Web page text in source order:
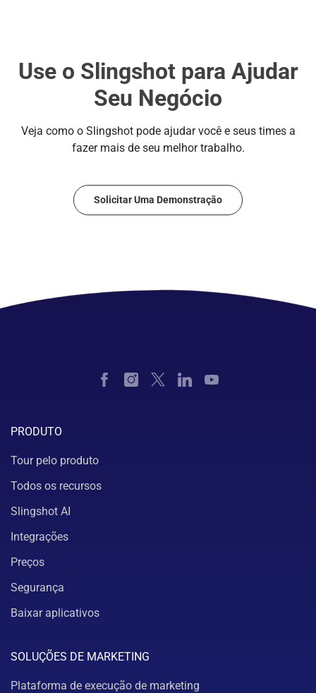
Use o Slingshot para Ajudar
Seu Negócio
Veja como o Slingshot pode ajudar você e seus times a
fazer mais de seu melhor trabalho.
Solicitar Uma Demonstração
PRODUTO
Tour pelo produto
Todos os recursos
Slingshot AI
Integrações
Preços
Segurança
Baixar aplicativos
SOLUÇÕES DE MARKETING
Plataforma de execução de marketing